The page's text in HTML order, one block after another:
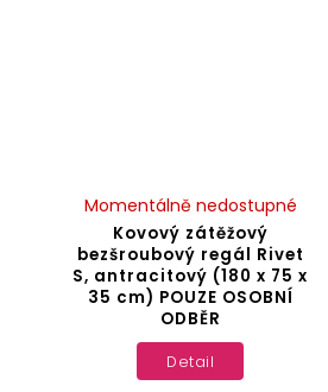
Kovový zátěžový
bezšroubový regál Rivet
S, antracitový (180 x 75 x
35 cm) POUZE OSOBNÍ
ODBĚR
Momentálně nedostupné
Detail